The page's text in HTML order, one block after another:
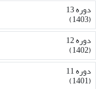
دوره 13
(1403)
دوره 12
(1402)
دوره 11
(1401)